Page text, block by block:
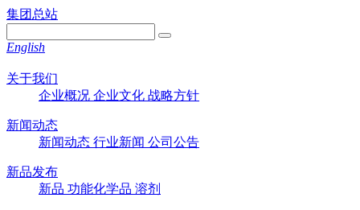
集团总站
English
关于我们
企业概况 企业文化 战略方针
新闻动态
新闻动态 行业新闻 公司公告
新品发布
新品 功能化学品 溶剂